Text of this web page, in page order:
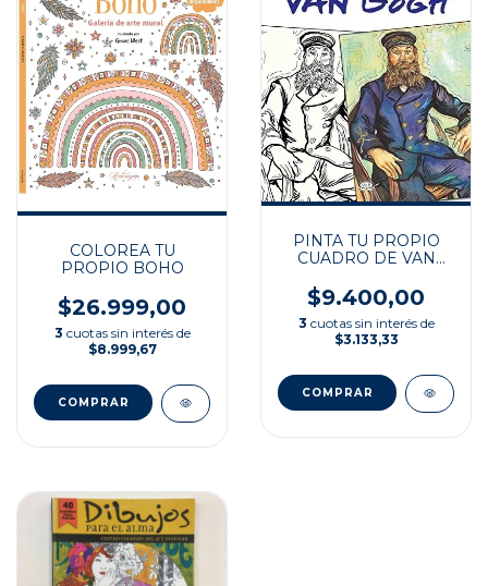
COLOREA TU
PROPIO BOHO
$26.999,00
3 cuotas sin interés de
$8.999,67
PINTA TU PROPIO
CUADRO DE VAN
$9.400,00
3 cuotas sin interés de
$3.133,33